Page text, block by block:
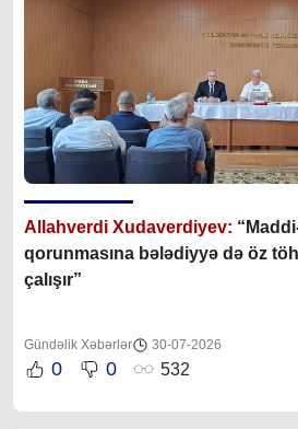
Allahverdi Xudaverdiyev:
qorunmasına bələdiyyə də öz
çalışır”
Gündəlik Xəbərlər 30-07-2026
0 0 532